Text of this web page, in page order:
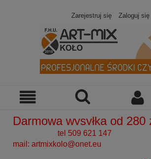
Zarejestruj się Zaloguj się
Darmowa wysyłka
tel 509 621
mail: artmixkolo@onet.eu